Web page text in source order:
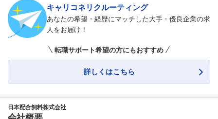
キャリコネリクルーティング
あなたの希望・経歴にマッチした大手・優良企業の求
人をお届け！
転職サポート希望の方にもおすすめ
詳しくはこちら
日本配合飼料株式会社